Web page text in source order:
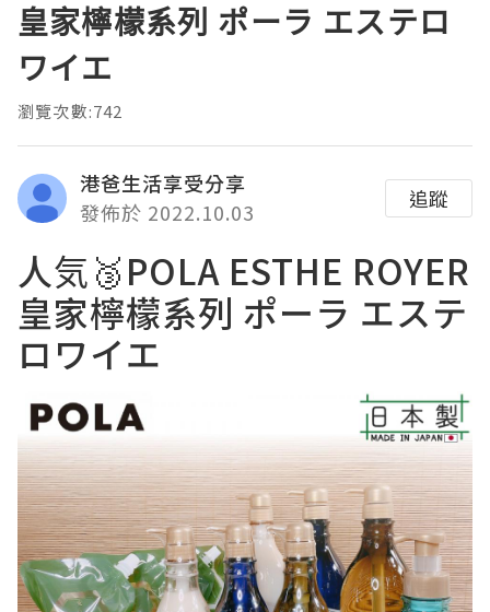
皇家檸檬系列 ポーラ エステロ
ワイエ
瀏覽次數:742
港爸生活享受分享
發佈於 2022.10.03
追蹤
人気🥉POLA ESTHE ROYER
皇家檸檬系列 ポーラ エステ
ロワイエ